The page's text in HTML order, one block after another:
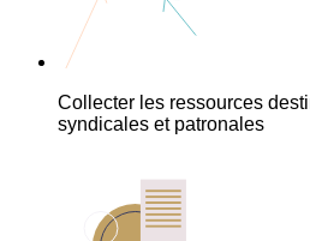
Collecter les ressources
syndicales et patronales